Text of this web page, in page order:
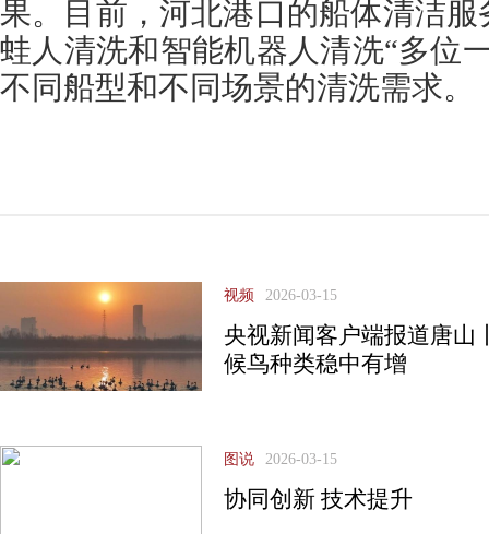
果。目前，河北港口的船体清洁
蛙人清洗和智能机器人清洗“多位
不同船型和不同场景的清洗需求。
视频 2026-03-15
央视新闻客户端报道唐山
候鸟种类稳中有增
图说 2026-03-15
协同创新 技术提升